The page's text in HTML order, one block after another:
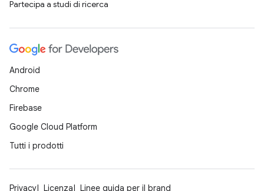
Partecipa a studi di ricerca
Android
Chrome
Firebase
Google Cloud Platform
Tutti i prodotti
Privacy Licenza Linee guida per il brand